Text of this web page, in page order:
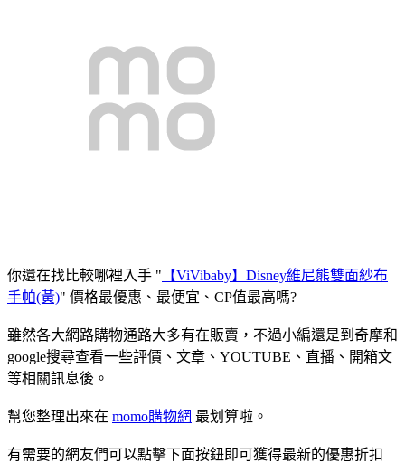
你還在找比較哪裡入手 " 【ViVibaby】Disney維尼熊雙面紗布
手帕(黃)" 價格最優惠、最便宜、CP值最高嗎?
雖然各大網路購物通路大多有在販賣，不過小編還是到奇摩和
google搜尋查看一些評價、文章、YOUTUBE、直播、開箱文
等相關訊息後。
幫您整理出來在 momo購物網 最划算啦。
有需要的網友們可以點擊下面按鈕即可獲得最新的優惠折扣